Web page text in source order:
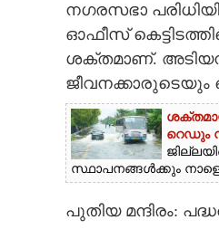
നഗരസഭാ
ഓഫീസ്
ശക്തമാണ്.
റെ‌ഡും
സ്ഥാപനങ്ങൾക്കും
പുതിയ മന്ദിരം: